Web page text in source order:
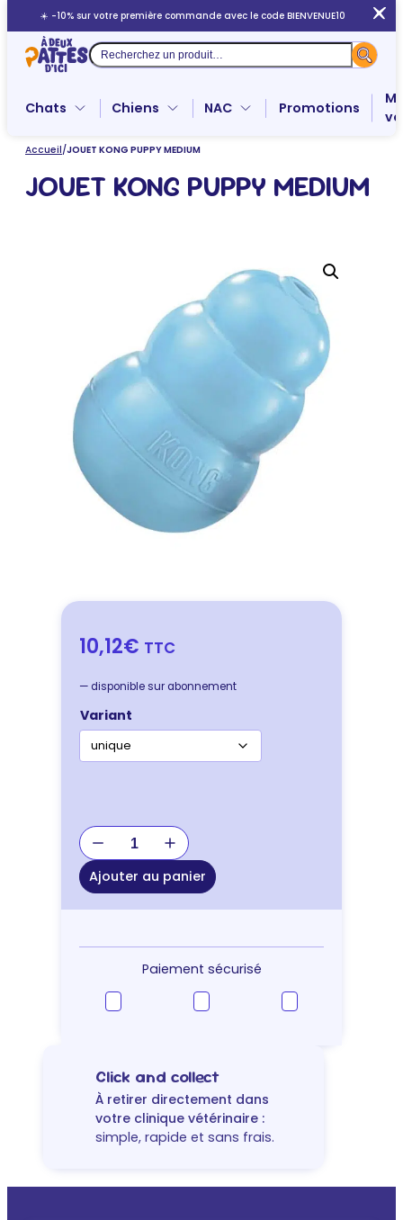
au
contenu
☀️ -10% sur votre première commande avec le code BIENVENUE10
Recherche
Chats Chiens NAC Promotions
Accueil/JOUET KONG PUPPY MEDIUM
JOUET KONG PUPPY MEDIUM
10,12€ TTC
— disponible sur abonnement
Variant
quantité
de
JOUET
KONG
PUPPY
Ajouter au panier
Paiement sécurisé
Click and collect
À retirer directement dans
votre clinique vétérinaire :
simple, rapide et sans frais.